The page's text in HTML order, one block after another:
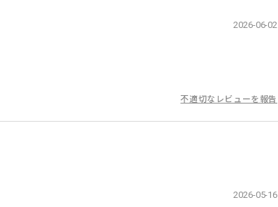
2026-06-02
不適切なレビューを報告
2026-05-16